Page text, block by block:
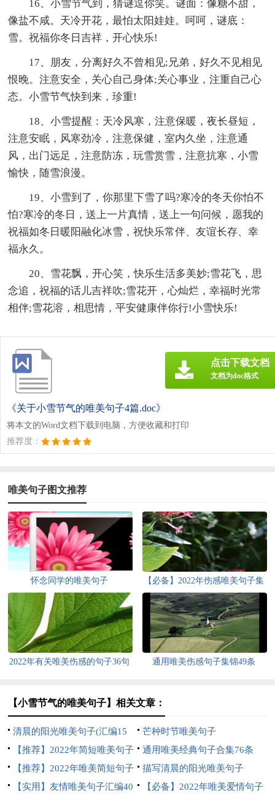
16、小雪节气到，猜谜逗你笑。谜面：像糖不甜，
像盐不咸。天冷开花，最怕太阳娃娃。呵呵，谜底：
雪。祝福你冬日吉祥，开心快乐!
17、朋友，分离好久不曾相见;兄弟，好久不见相见
恨晚。注意安全，关心自己身体;关心事业，注重自己心
态。小雪节气快到来，珍重!
18、小雪提醒：天冷风寒，注意保暖，夜长昼短，
注意安眠，风寒劲冷，注意保健，室内久坐，注意通
风，出门远足，注意防冻，玩雪赏雪，注意抗寒，小雪
愉快，随雪浪漫。
19、小雪到了，你那里下雪了吗?寒冷的冬天你怕不
怕?寒冷的冬日，送上一片真情，送上一句问候，愿我的
祝福如冬日暖阳融化冰雪，祝快乐常伴、友谊长存、幸
福永久。
20、雪花飘，开心笑，快乐生活多美妙;雪花飞，思
念追，祝福的话儿吉祥吹;雪花开，心灿烂，幸福时光常
相伴;雪花溶，相思情，平安健康伴你行!小雪快乐!
《关于小雪节气的唯美句子4篇.doc》
将本文的Word文档下载到电脑，方便收藏和打印
推荐度：
点击下载文档
文档为doc格式
唯美句子图文推荐
怀念同学的唯美句子
【必备】2022年伤感唯美句子集
锦69条
2022年有关唯美伤感的句子36句 通用唯美伤感句子集锦49条
【小雪节气的唯美句子】相关文章：
清晨的阳光唯美句子(汇编15
篇)
芒种时节唯美句子
【推荐】2022年简短唯美句子
锦集55条
通用唯美经典句子合集76条
【推荐】2022年唯美简短句子
锦集70句
描写清晨的阳光唯美句子
【实用】友情唯美句子汇编40
【必备】2022年唯美爱情句子